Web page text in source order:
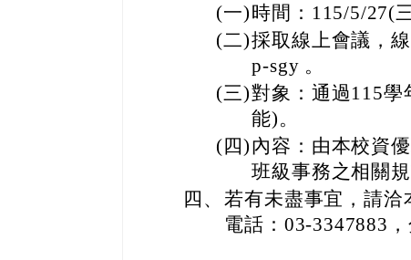
(一)時間：115/5/27(
(二)採取線上會議，
p-sgy 。
(三)對象：通過115學
能)。
(四)內容：由本校資
班級事務之相關規
四、
若有未盡事宜，請洽
電話：03-3347883，